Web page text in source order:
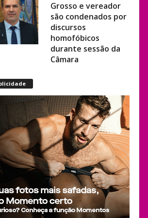
são condenados por
discursos
homofóbicos
durante sessão da
Câmara
‘RuPaul’s Drag Race
UK’, será eternizada
com estátua na
cidade onde
começou sua
trajetória drag
Após título da Copa,
estrelas do futebol
espanhol viram
assunto na web por